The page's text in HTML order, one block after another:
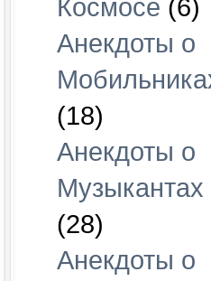
Космосе (6)
Анекдоты о
(18)
Анекдоты о
Музыкантах
(28)
Анекдоты о